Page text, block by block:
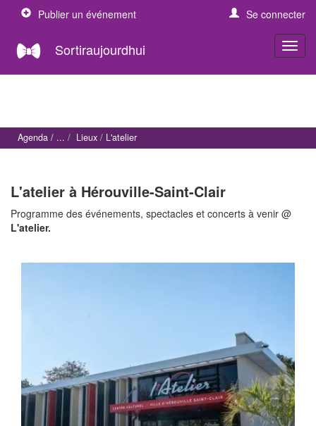
Publier un événement Se connecter
Sortiraujourdhui
Agenda Lieux L'atelier
L'atelier à Hérouville-Saint-Clair
Programme des événements, spectacles et concerts à venir @
L'atelier.